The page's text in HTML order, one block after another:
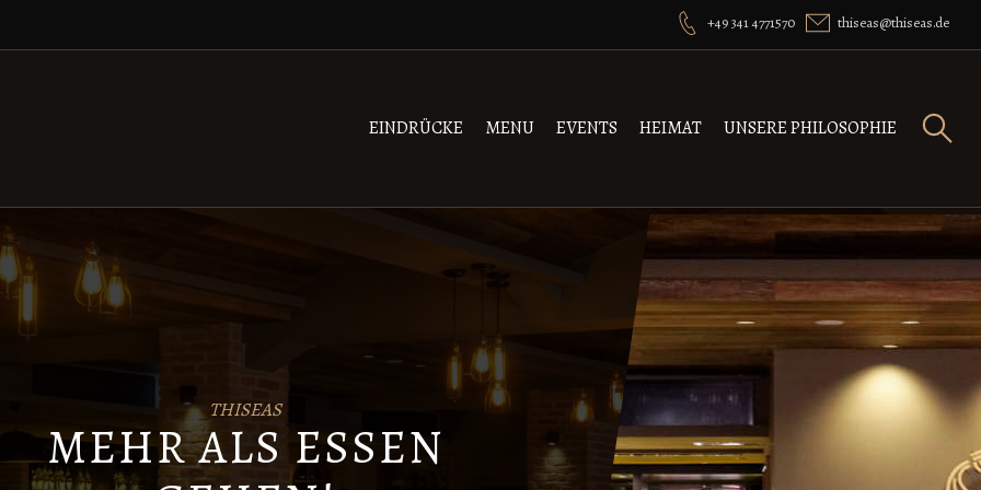
+49 341 4771570 thiseas@thiseas.de
EINDRÜCKE MENU EVENTS HEIMAT UNSERE PHILOSOPHIE
THISEAS
MEHR ALS ESSEN